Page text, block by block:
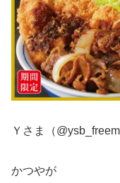
Ｙさま（
かつやが